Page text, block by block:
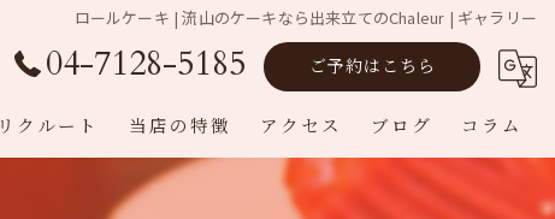
ロールケーキ | 流山のケーキなら出来立てのChaleur | ギャラリー
04-7128-5185 ご予約はこちら
リクルート 当店の特徴 アクセス ブログ コラム